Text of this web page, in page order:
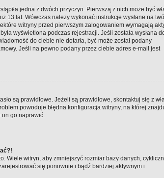
jedna z dwóch przyczyn. Pierwszą z nich może być
13 lat. Wówczas należy wykonać instrukcje wysłane na
witryny przed pierwszym zalogowaniem wymagają
wyświetlona podczas rejestracji. Jeśli została wysłana
do ciebie nie dotarła, być może został podany
Jeśli na pewno podany przez ciebie adres e-mail jest
są prawidłowe. Jeżeli są prawidłowe, skontaktuj się z
powoduje błędna konfiguracja witryny, na której
go naprawić.
Wiele witryn, aby zmniejszyć rozmiar bazy danych,
się ponownie i bądź bardziej aktywnym i